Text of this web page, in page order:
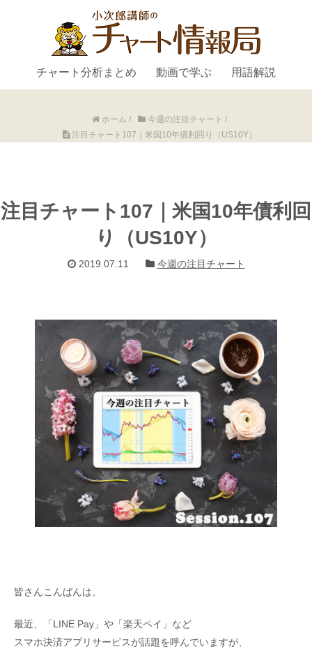
チャート分析まとめ 動画で学ぶ 用語解説
ホーム / 今週の注目チャート /
注目チャート107｜米国10年債利回り（US10Y）
注目チャート107｜米国10年債利回
り（US10Y）
2019.07.11 今週の注目チャート
皆さんこんばんは。
最近、「LINE Pay」や「楽天ペイ」など
スマホ決済アプリサービスが話題を呼んでいますが、